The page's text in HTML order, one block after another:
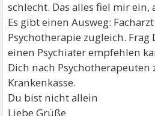
schlecht. Das alles fiel mir ein,
Es gibt einen Ausweg:
Psychotherapie zugleich. Frag
einen Psychiater empfehlen
Dich nach Psychotherapeuten
Krankenkasse.
Du bist nicht allein
Liebe Grüße